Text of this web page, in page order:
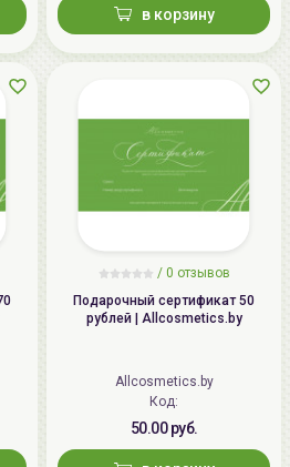
в корзину
/ 0 отзывов
Подарочный сертификат 50
рублей | Allcosmetics.by
Allcosmetics.by
Код:
50.00 руб.